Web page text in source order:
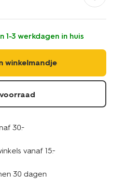
1-3 werkdagen in huis
winkelmandje
30.-
vanaf 15.-
30 dagen